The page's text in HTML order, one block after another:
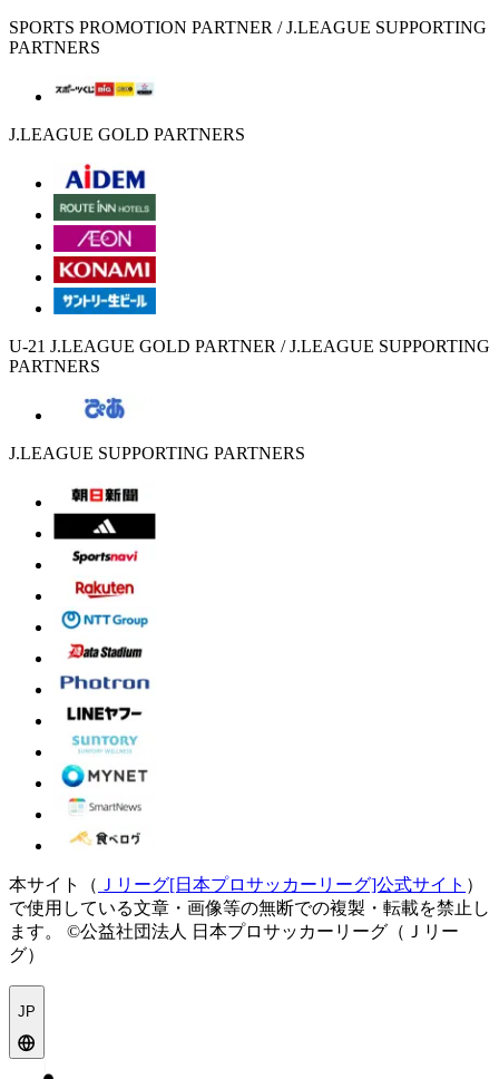
SPORTS PROMOTION PARTNER / J.LEAGUE SUPPORTING
PARTNERS
J.LEAGUE GOLD PARTNERS
U-21 J.LEAGUE GOLD PARTNER / J.LEAGUE SUPPORTING
PARTNERS
J.LEAGUE SUPPORTING PARTNERS
本サイト（ Ｊリーグ[日本プロサッカーリーグ]公式サイト ）
で使用している文章・画像等の無断での複製・転載を禁止し
ます。
©公益社団法人 日本プロサッカーリーグ（Ｊリー
グ）
JP